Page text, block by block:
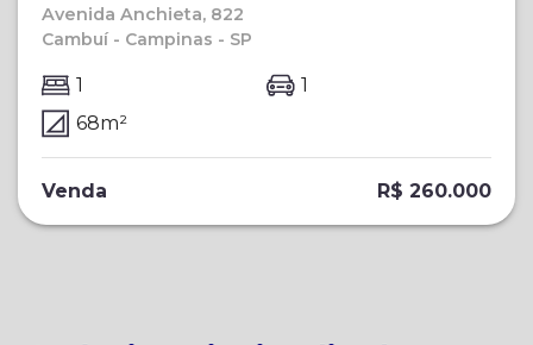
com 68 m², Arariba
Avenida Anchieta, 822
Cambuí - Campinas - SP
1
1
68m²
Venda R$ 260.000